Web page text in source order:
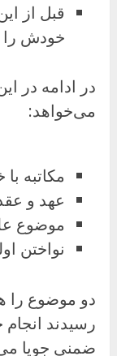
قبل از
خودش را
در ادامه در
می‌خواهد:
مکاتبه
عهد و
موضوع
نواختن
دو موضوع را
رسیدند
ضمنی جویا